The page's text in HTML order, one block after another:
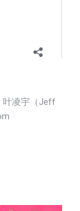
叶凌宇（Jeff